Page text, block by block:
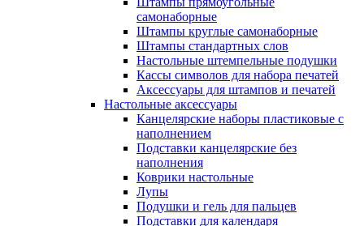
самонаборные
Штампы круглые самонаборные
Штампы стандартных слов
Настольные штемпельные подушки
Кассы символов для набора печатей
Аксессуары для штампов и печатей
Настольные аксессуары
Канцелярские наборы пластиковые с
наполнением
Подставки канцелярские без
наполнения
Коврики настольные
Лупы
Подушки и гель для пальцев
Подставки для календаря